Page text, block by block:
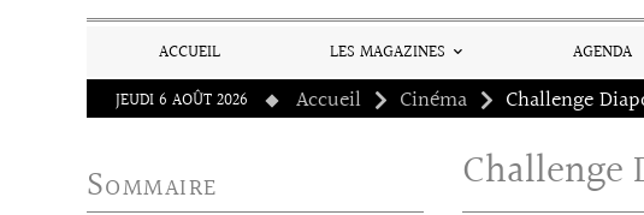
ACCUEIL LES MAGAZINES AGENDA
JEUDI 6 AOÛT 2026
Accueil Cinéma Challenge
Sommaire Challenge